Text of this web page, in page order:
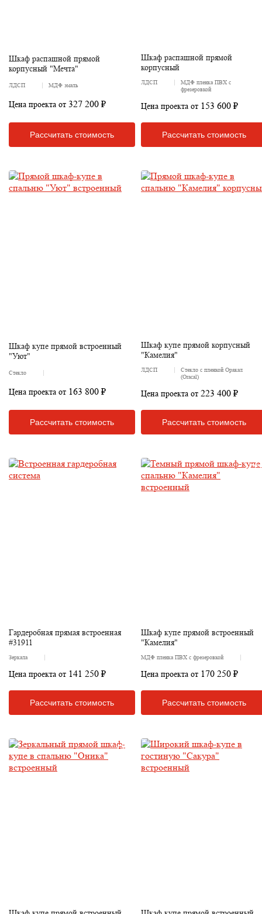
Шкаф распашной прямой
корпусный "Мечта"
ЛДСП МДФ эмаль
Цена проекта от 327 200 ₽
Рассчитать стоимость
Шкаф распашной прямой
корпусный
ЛДСП
МДФ пленка ПВХ с
фрезеровкой
Цена проекта от 153 600 ₽
Рассчитать стоимость
Шкаф купе прямой встроенный
"Уют"
Стекло
Цена проекта от 163 800 ₽
Рассчитать стоимость
Шкаф купе прямой корпусный
"Камелия"
ЛДСП
Стекло с пленкой Оракал
(Oracal)
Цена проекта от 223 400 ₽
Рассчитать стоимость
Гардеробная прямая встроенная
#31911
Зеркала
Цена проекта от 141 250 ₽
Рассчитать стоимость
Шкаф купе прямой встроенный
"Камелия"
МДФ пленка ПВХ с фрезеровкой
Цена проекта от 170 250 ₽
Рассчитать стоимость